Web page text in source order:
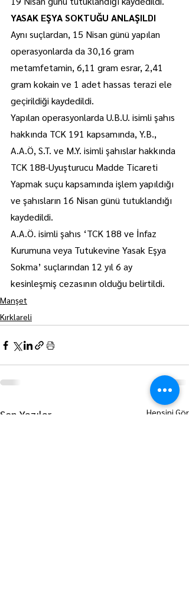
YASAK EŞYA SOKTUĞU ANLAŞILDI
Aynı suçlardan, 15 Nisan günü yapılan
operasyonlarda da 30,16 gram
metamfetamin, 6,11 gram esrar, 2,41
gram kokain ve 1 adet hassas terazi ele
geçirildiği kaydedildi.
Yapılan operasyonlarda U.B.U. isimli şahıs
hakkında TCK 191 kapsamında, Y.B.,
A.A.Ö, S.T. ve M.Y. isimli şahıslar hakkında
TCK 188-Uyuşturucu Madde Ticareti
Yapmak suçu kapsamında işlem yapıldığı
ve şahısların 16 Nisan günü tutuklandığı
kaydedildi.
A.A.Ö. isimli şahıs ‘TCK 188 ve İnfaz
Kurumuna veya Tutukevine Yasak Eşya
Sokma’ suçlarından 12 yıl 6 ay
kesinleşmiş cezasının olduğu belirtildi.
Manşet
Kırklareli
Son Yazılar Hepsini Gör